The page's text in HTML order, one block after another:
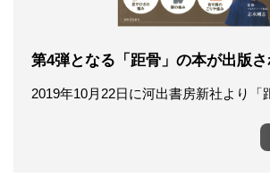
第4弾となる「距骨」の本が出版さ